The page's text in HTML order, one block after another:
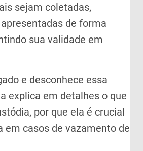
sejam coletadas,
de forma
sua validade em
e desconhece essa
explica em detalhes o que
por que ela é crucial
em casos de vazamento de